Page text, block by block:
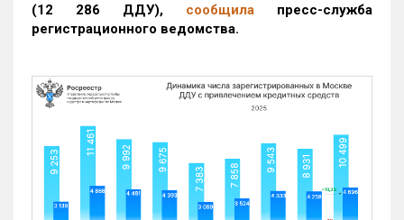
(12 286 ДДУ), сообщила пресс-служба
регистрационного ведомства.